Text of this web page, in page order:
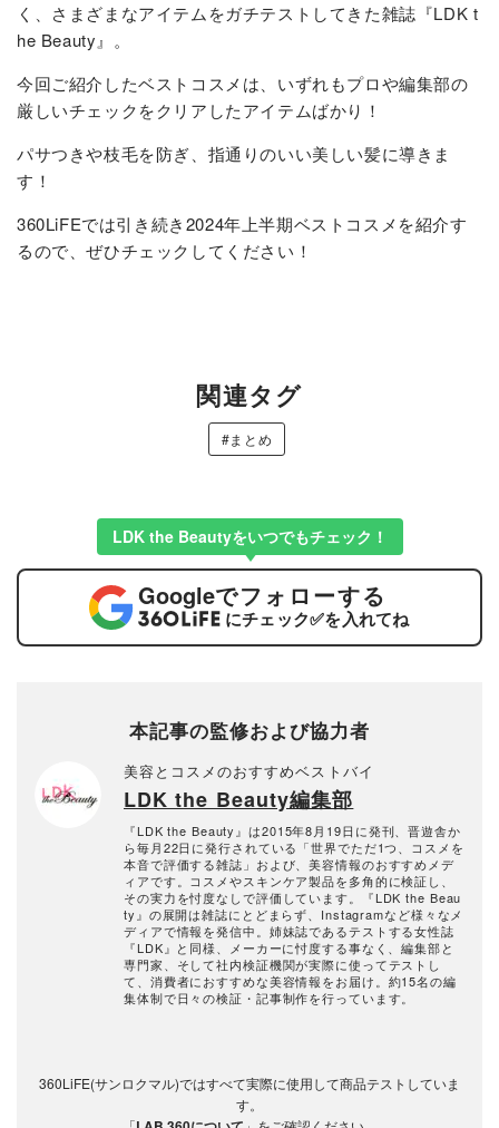
く、さまざまなアイテムをガチテストしてきた雑誌『LDK t
he Beauty』。
今回ご紹介したベストコスメは、いずれもプロや編集部の
厳しいチェックをクリアしたアイテムばかり！
パサつきや枝毛を防ぎ、指通りのいい美しい髪に導きま
す！
360LiFEでは引き続き2024年上半期ベストコスメを紹介す
るので、ぜひチェックしてください！
関連タグ
#まとめ
LDK the Beautyをいつでもチェック！
Googleでフォローする
にチェック✅を入れてね
本記事の監修および協力者
美容とコスメのおすすめベストバイ
LDK the Beauty編集部
『LDK the Beauty』は2015年8月19日に発刊、晋遊舎か
ら毎月22日に発行されている「世界でただ1つ、コスメを
本音で評価する雑誌」および、美容情報のおすすめメデ
ィアです。コスメやスキンケア製品を多角的に検証し、
その実力を忖度なしで評価しています。『LDK the Beau
ty』の展開は雑誌にとどまらず、Instagramなど様々なメ
ディアで情報を発信中。姉妹誌であるテストする女性誌
『LDK』と同様、メーカーに忖度する事なく、編集部と
専門家、そして社内検証機関が実際に使ってテストし
て、消費者におすすめな美容情報をお届け。約15名の編
集体制で日々の検証・記事制作を行っています。
360LiFE(サンロクマル)ではすべて実際に使用して商品テストしていま
す。